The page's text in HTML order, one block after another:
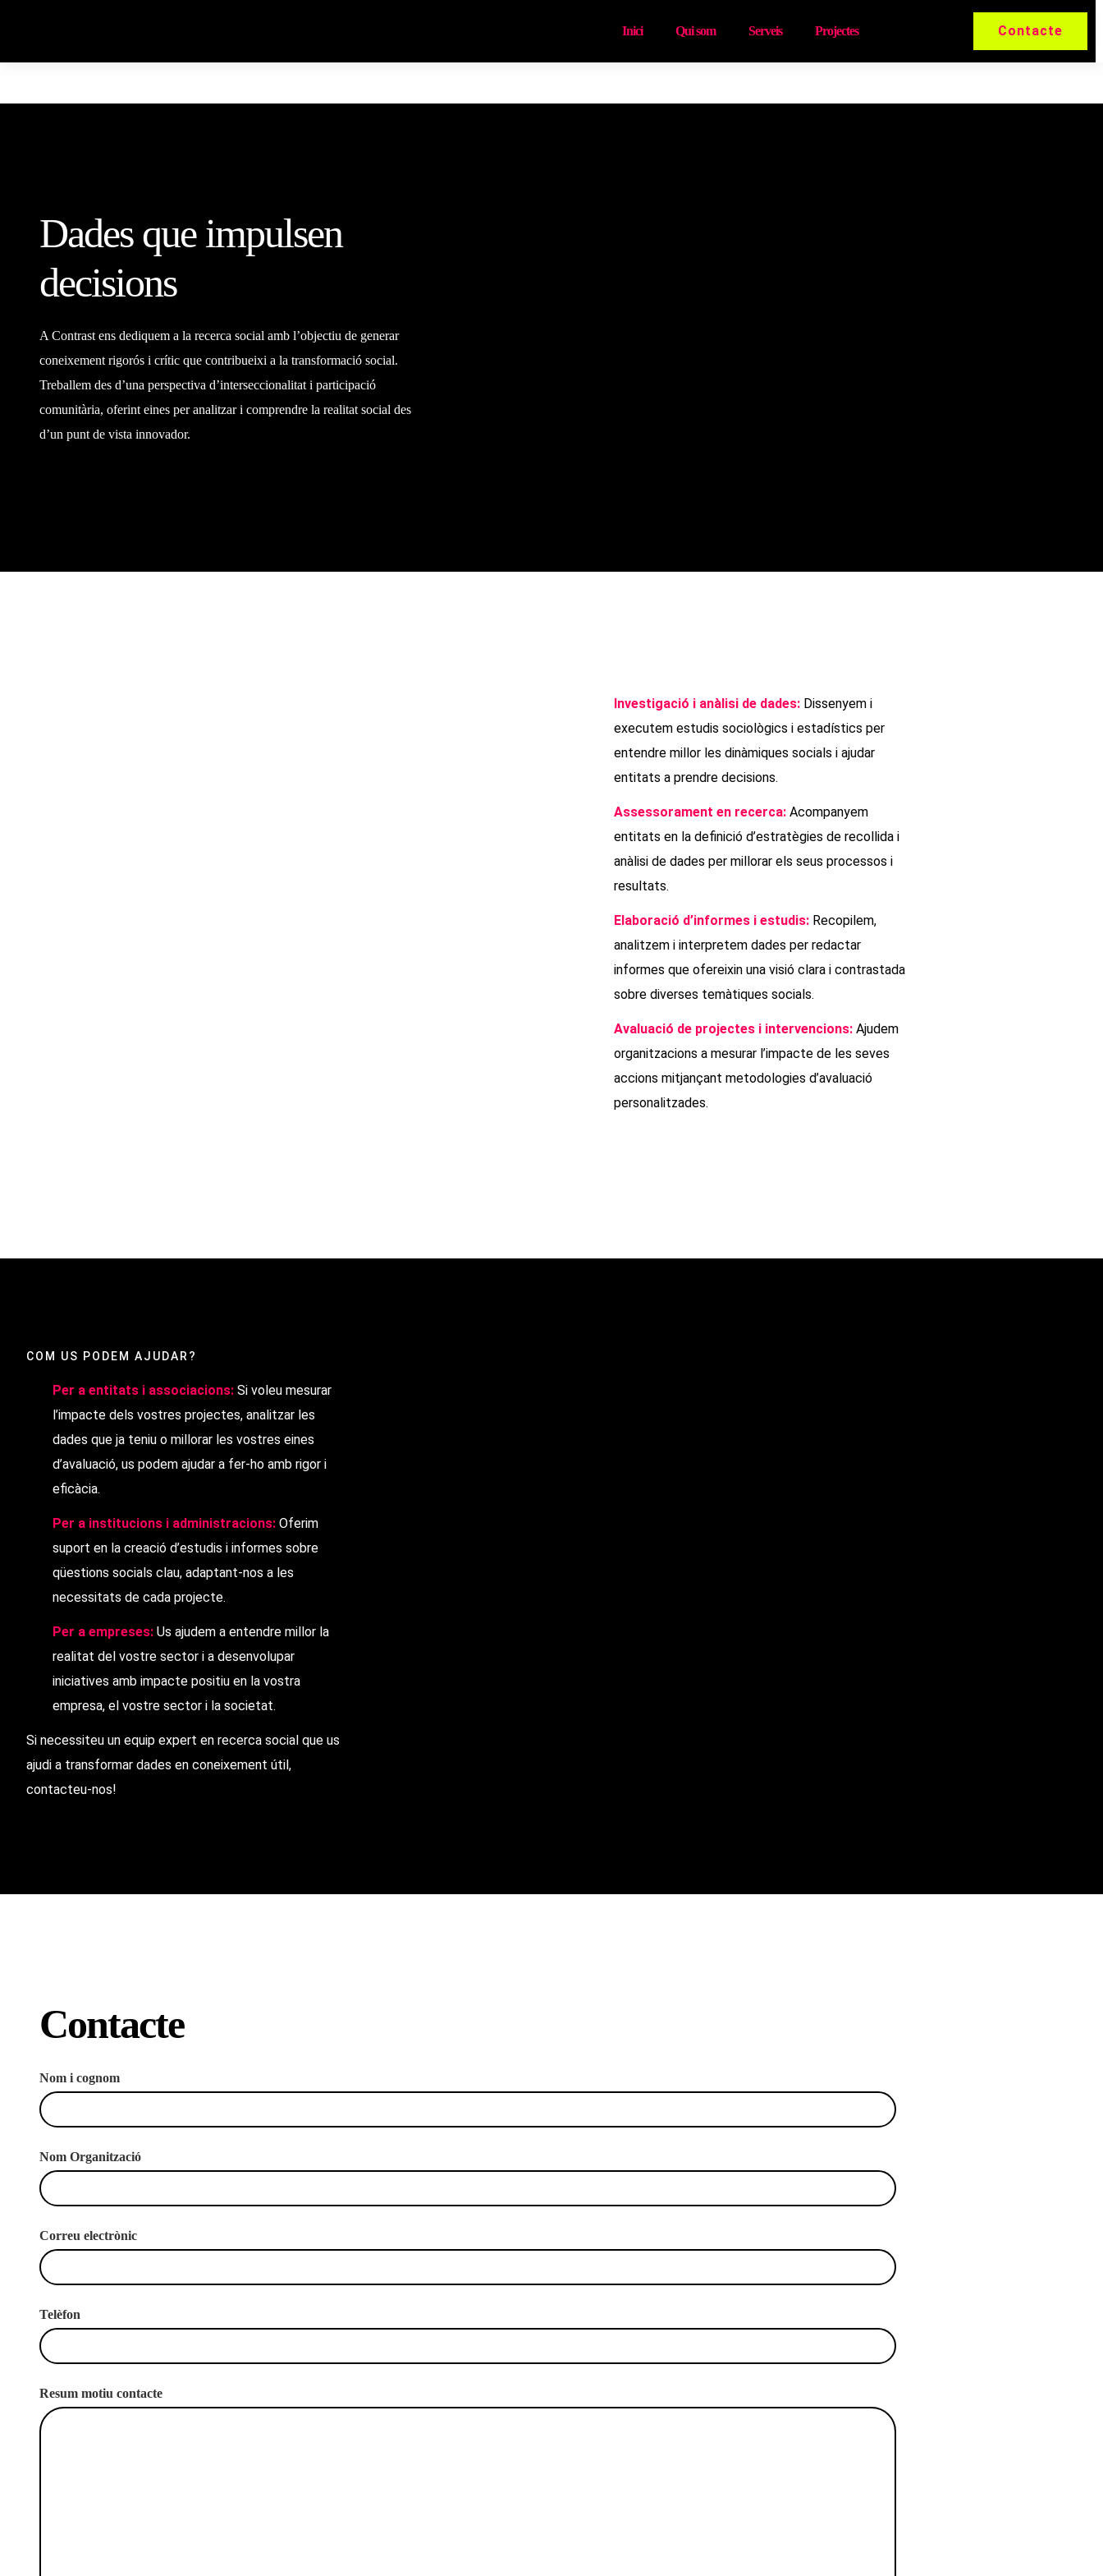
Inici Qui som Serveis Projectes Contacte
Dades que impulsen
decisions
A Contrast ens dediquem a la recerca social amb l’objectiu de generar
coneixement rigorós i crític que contribueixi a la transformació social.
Treballem des d’una perspectiva d’interseccionalitat i participació
comunitària, oferint eines per analitzar i comprendre la realitat social des
d’un punt de vista innovador.
Investigació i anàlisi de dades: Dissenyem i
executem estudis sociològics i estadístics per
entendre millor les dinàmiques socials i ajudar
entitats a prendre decisions.
Assessorament en recerca: Acompanyem
entitats en la definició d’estratègies de recollida i
anàlisi de dades per millorar els seus processos i
resultats.
Elaboració d’informes i estudis: Recopilem,
analitzem i interpretem dades per redactar
informes que ofereixin una visió clara i contrastada
sobre diverses temàtiques socials.
Avaluació de projectes i intervencions: Ajudem
organitzacions a mesurar l’impacte de les seves
accions mitjançant metodologies d’avaluació
personalitzades.
COM US PODEM AJUDAR?
Per a entitats i associacions: Si voleu mesurar
l’impacte dels vostres projectes, analitzar les
dades que ja teniu o millorar les vostres eines
d’avaluació, us podem ajudar a fer-ho amb rigor i
eficàcia.
Per a institucions i administracions: Oferim
suport en la creació d’estudis i informes sobre
qüestions socials clau, adaptant-nos a les
necessitats de cada projecte.
Per a empreses: Us ajudem a entendre millor la
realitat del vostre sector i a desenvolupar
iniciatives amb impacte positiu en la vostra
empresa, el vostre sector i la societat.
Si necessiteu un equip expert en recerca social que us
ajudi a transformar dades en coneixement útil,
contacteu-nos!
Contacte
Nom i cognom
Nom Organització
Correu electrònic
Telèfon
Resum motiu contacte